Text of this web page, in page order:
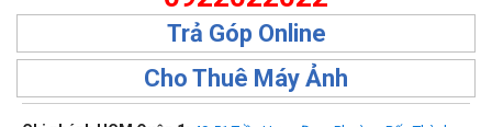
Trả Góp Online
Cho Thuê Máy Ảnh